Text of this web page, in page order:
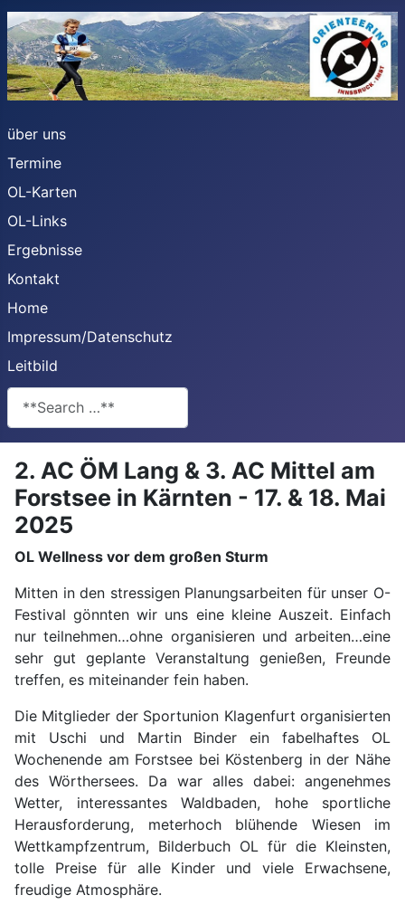
über uns
Termine
OL-Karten
OL-Links
Ergebnisse
Kontakt
Home
Impressum/Datenschutz
Leitbild
**Search**
2. AC ÖM Lang & 3. AC Mittel am
Forstsee in Kärnten - 17. & 18. Mai
2025
OL Wellness vor dem großen Sturm
Mitten in den stressigen Planungsarbeiten für unser O-
Festival gönnten wir uns eine kleine Auszeit. Einfach
nur teilnehmen…ohne organisieren und arbeiten…eine
sehr gut geplante Veranstaltung genießen, Freunde
treffen, es miteinander fein haben.
Die Mitglieder der Sportunion Klagenfurt organisierten
mit Uschi und Martin Binder ein fabelhaftes OL
Wochenende am Forstsee bei Köstenberg in der Nähe
des Wörthersees. Da war alles dabei: angenehmes
Wetter, interessantes Waldbaden, hohe sportliche
Herausforderung, meterhoch blühende Wiesen im
Wettkampfzentrum, Bilderbuch OL für die Kleinsten,
tolle Preise für alle Kinder und viele Erwachsene,
freudige Atmosphäre.